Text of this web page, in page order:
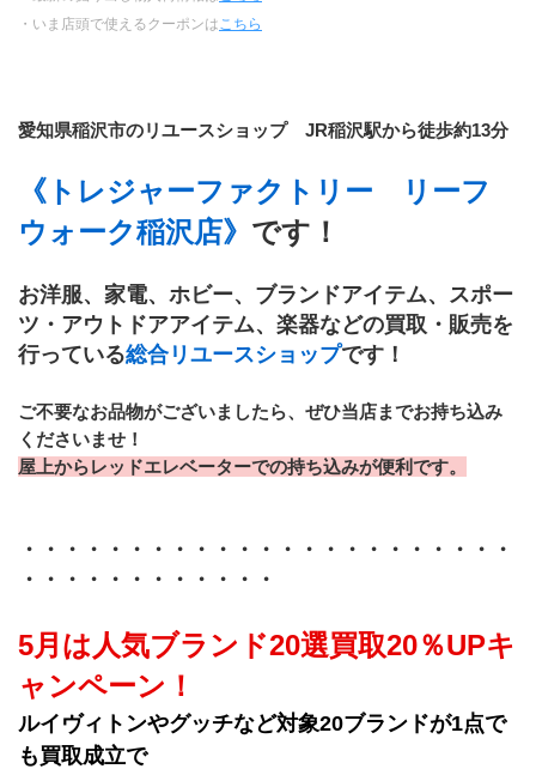
・いま店頭で使えるクーポンは こちら
愛知県稲沢市のリユースショップ　JR稲沢駅から徒歩約13分
《トレジャーファクトリー　リーフ
ウォーク稲沢店》 です！
お洋服、家電、ホビー、ブランドアイテム、スポー
ツ・アウトドアアイテム、楽器などの買取・販売を
行っている総合リユースショップです！
ご不要なお品物がございましたら、ぜひ当店までお持ち込み
くださいませ！
屋上からレッドエレベーターでの持ち込みが便利です。
・・・・・・・・・・・・・・・・・・・・・・・
・・・・・・・・・・・・
5月は人気ブランド20選買取20％UPキ
ャンペーン！
ルイヴィトンやグッチなど対象20ブランドが1点で
も買取成立で